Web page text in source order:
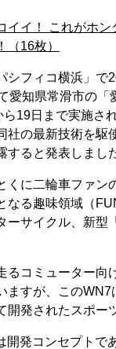
イイ！ これがホン
（16枚）
フィコ横浜」で
愛知県常滑市の「
19日まで実施さ
社の最新技術を駆
すると発表しまし
に二輪車ファン
なる趣味領域（
ーサイクル、新型
コミューター向
ますが、このWN7
開発されたスポー
発コンセプトで